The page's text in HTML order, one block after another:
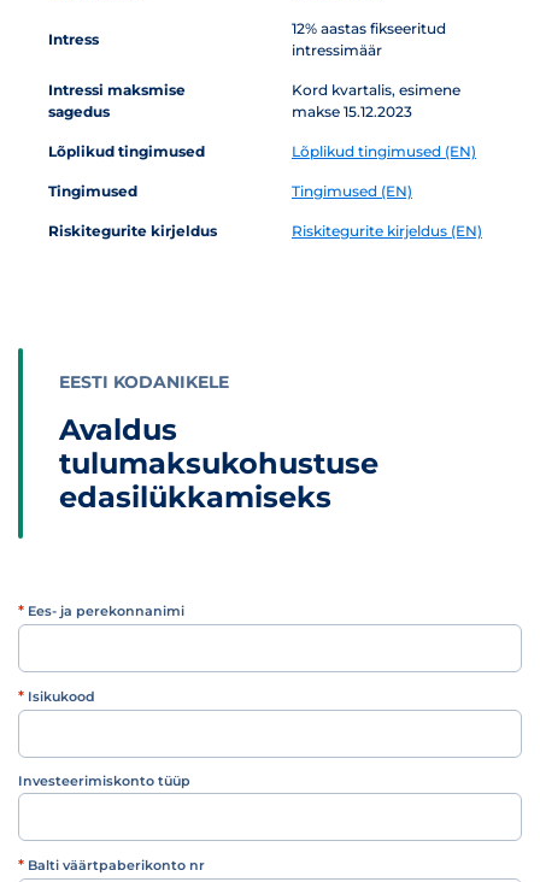
Intress
12% aastas fikseeritud
intressimäär
Intressi maksmise
sagedus
Kord kvartalis, esimene
makse 15.12.2023
Lõplikud tingimused Lõplikud tingimused (EN)
Tingimused Tingimused (EN)
Riskitegurite kirjeldus Riskitegurite kirjeldus (EN)
EESTI KODANIKELE
Avaldus
tulumaksukohustuse
edasilükkamiseks
* Ees- ja perekonnanimi
* Isikukood
Investeerimiskonto tüüp
* Balti väärtpaberikonto nr